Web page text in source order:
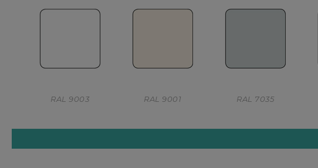
RAL 9003 RAL 9001 RAL 7035